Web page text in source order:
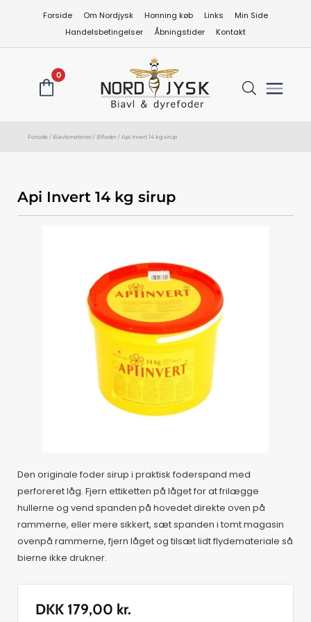
Forside Om Nordjysk Honning køb Links
Min Side
Handelsbetingelser
Åbningstider Kontakt
0
Forside / Biavlsmateriel / Bifoder / Api Invert 14 kg sirup
Api Invert 14 kg sirup
Den originale foder sirup i praktisk foderspand med
perforeret låg. Fjern ettiketten på låget for at frilægge
hullerne og vend spanden på hovedet direkte oven på
rammerne, eller mere sikkert, sæt spanden i tomt magasin
ovenpå rammerne, fjern låget og tilsæt lidt flydemateriale så
bierne ikke drukner.
DKK 179,00 kr.